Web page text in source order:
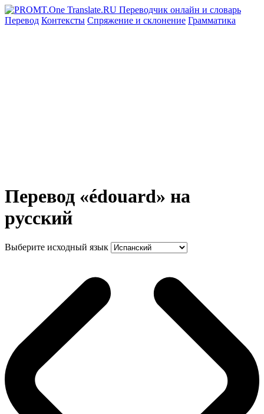
Перевод Контексты Спряжение и склонение Грамматика
Перевод «édouard» на
русский
Выберите исходный язык